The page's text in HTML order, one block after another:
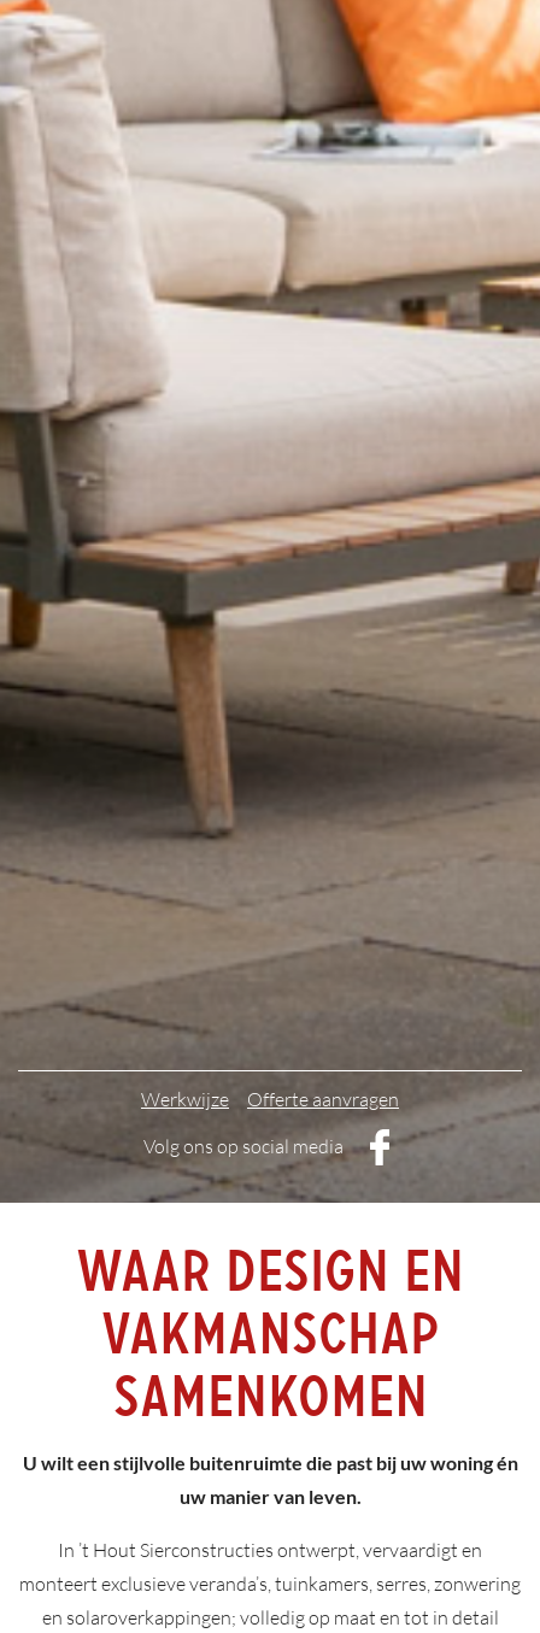
Werkwijze
Offerte aanvragen
Volg ons op social media
Waar design en
vakmanschap
samenkomen
U wilt een stijlvolle buitenruimte die past bij uw woning én
uw manier van leven.
In ’t Hout Sierconstructies ontwerpt, vervaardigt en
monteert exclusieve veranda’s, tuinkamers, serres, zonwering
en solaroverkappingen; volledig op maat en tot in detail